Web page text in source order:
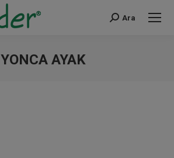
Search:
Ara
YONCA AYAK